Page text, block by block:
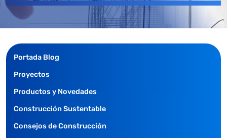
Portada Blog
Proyectos
Productos y Novedades
Construcción Sustentable
Consejos de Construcción